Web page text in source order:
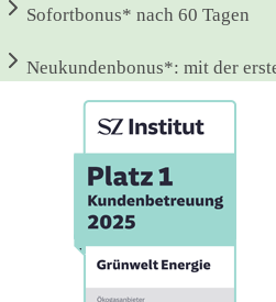
Sofortbonus* nach 60 Tagen
Neukundenbonus*: mit der